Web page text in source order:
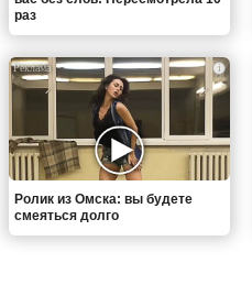
раз
i
Ролик из Омска: вы будете
смеяться долго